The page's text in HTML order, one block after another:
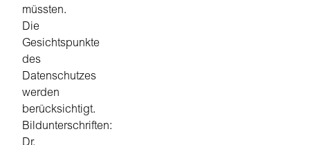
müssten.
Die
Gesichtspunkte
des
Datenschutzes
werden
berücksichtigt.
Bildunterschriften: